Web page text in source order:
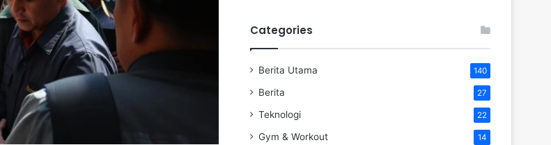
Categories
Berita Utama 140
Berita 27
Teknologi 22
Gym & Workout 14